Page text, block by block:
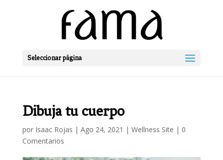
Seleccionar página
Dibuja tu cuerpo
por Isaac Rojas | Ago 24, 2021 | Wellness Site | 0
Comentarios